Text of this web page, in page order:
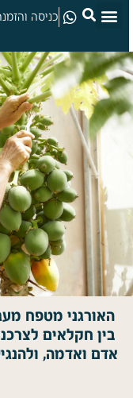
כניסה והזמנה
האורגני מטפח
בין חקלאים
אדם ואדמה,